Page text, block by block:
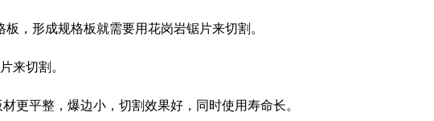
，形成规格板就需要用花岗岩锯片来切割。
来切割。
平整，爆边小，切割效果好，同时使用寿命长。